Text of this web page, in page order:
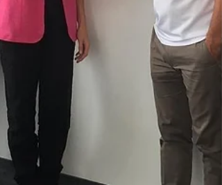
Zeit, die Arbeiten